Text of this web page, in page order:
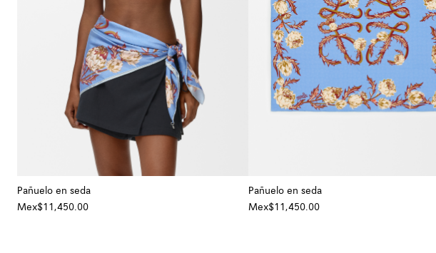
Pañuelo en seda
Mex$11,450.00
Pañuelo en seda
Mex$11,450.00